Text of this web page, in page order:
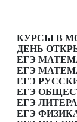
КУРСЫ В
ДЕНЬ
ЕГЭ
ЕГЭ
ЕГЭ
ЕГЭ
ЕГЭ
ЕГЭ